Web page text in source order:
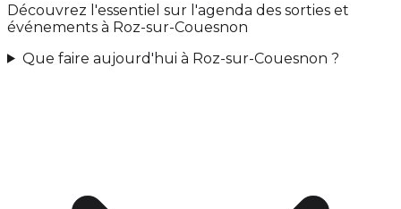
Découvrez l'essentiel sur l'agenda des sorties et
événements à Roz-sur-Couesnon
Que faire aujourd'hui à Roz-sur-Couesnon ?